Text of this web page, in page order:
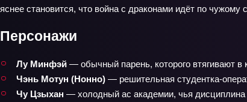
яснее становится, что война с драконами идёт по
Персонажи
Лу Минфэй — обычный парень, которого втягивают в
Чэнь Мотун (Нонно) — решительная студентка-
Чу Цзыхан — холодный ас академии, чья